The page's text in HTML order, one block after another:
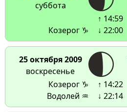
суббота
Козерог ♑
↑ 14:59
↓ 22:00
25 октября 2009
воскресенье
Козерог ♑
Водолей ♒
↑ 14:22
↓ 22:14